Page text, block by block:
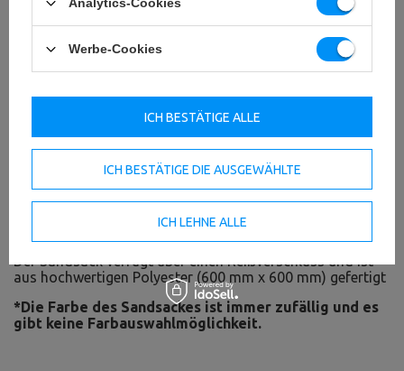
Coats Epic- Nähfaden, die eine hohe Zugfestigkeit
ausweisen. Die Durkopp-Adler-Maschinen, die in unserer
Produktionsstätte zum Einsatz kommen, sorgen für
Der Sandsack ist der beste Weg, um das Gewicht Ihres
Boxsackes zu erhöhen.
Der Sack sollte mit trockenem Sand gefüllt werden.
des gefüllten Sandsackes von 20 bis 25 kg. Der gefüllte
Sandsack sollte in der Mitte des Boxsackes platziert
Der Sandsack verfügt über einen Reißverschluss und ist
aus hochwertigen Polyester (600 mm x 600 mm) gefertigt
*Die Farbe des Sandsackes ist immer zufällig und es
gibt keine Farbauswahlmöglichkeit.
Werbe-Cookies
ICH BESTÄTIGE DIE AUSGEWÄHLTE
ICH LEHNE ALLE
ICH BESTÄTIGE ALLE